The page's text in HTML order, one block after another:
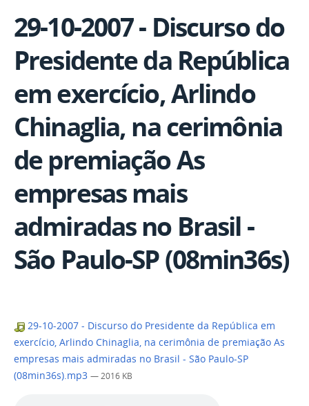
29-10-2007 - Discurso do
Presidente da República
em exercício, Arlindo
Chinaglia, na cerimônia
de premiação As
empresas mais
admiradas no Brasil -
São Paulo-SP (08min36s)
29-10-2007 - Discurso do Presidente da República em
exercício, Arlindo Chinaglia, na cerimônia de premiação As
empresas mais admiradas no Brasil - São Paulo-SP
(08min36s).mp3 — 2016 KB